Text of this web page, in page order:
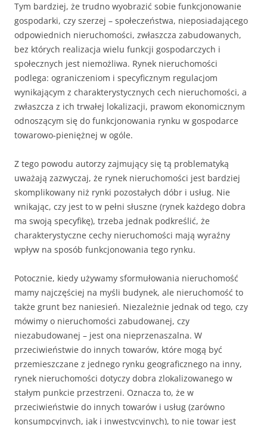
Tym bardziej, że trudno wyobrazić sobie funkcjonowanie
gospodarki, czy szerzej – społeczeństwa, nieposiadającego
odpowiednich nieruchomości, zwłaszcza zabudowanych,
bez których realizacja wielu funkcji gospodarczych i
społecznych jest niemożliwa. Rynek nieruchomości
podlega: ograniczeniom i specyficznym regulacjom
wynikającym z charakterystycznych cech nieruchomości, a
zwłaszcza z ich trwałej lokalizacji, prawom ekonomicznym
odnoszącym się do funkcjonowania rynku w gospodarce
towarowo-pieniężnej w ogóle.
Z tego powodu autorzy zajmujący się tą problematyką
uważają zazwyczaj, że rynek nieruchomości jest bardziej
skomplikowany niż rynki pozostałych dóbr i usług. Nie
wnikając, czy jest to w pełni słuszne (rynek każdego dobra
ma swoją specyfikę), trzeba jednak podkreślić, że
charakterystyczne cechy nieruchomości mają wyraźny
wpływ na sposób funkcjonowania tego rynku.
Potocznie, kiedy używamy sformułowania nieruchomość
mamy najczęściej na myśli budynek, ale nieruchomość to
także grunt bez naniesień. Niezależnie jednak od tego, czy
mówimy o nieruchomości zabudowanej, czy
niezabudowanej – jest ona nieprzenaszalna. W
przeciwieństwie do innych towarów, które mogą być
przemieszczane z jednego rynku geograficznego na inny,
rynek nieruchomości dotyczy dobra zlokalizowanego w
stałym punkcie przestrzeni. Oznacza to, że w
przeciwieństwie do innych towarów i usług (zarówno
konsumpcyjnych, jak i inwestycyjnych), to nie towar jest